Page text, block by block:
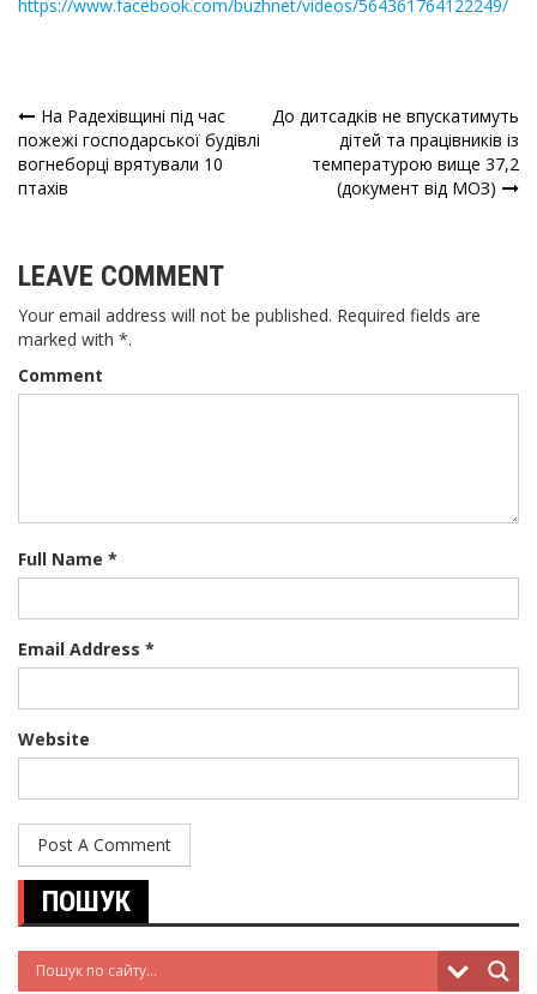
https://www.facebook.com/buzhnet/videos/564361764122249/
Навігація
записів
На Радехівщині під час
пожежі господарської будівлі
вогнеборці врятували 10
птахів
До дитсадків не впускатимуть
дітей та працівників із
температурою вище 37,2
(документ від МОЗ)
LEAVE COMMENT
Your email address will not be published. Required fields are
marked with *.
Comment
Full Name *
Email Address *
Website
ПОШУК